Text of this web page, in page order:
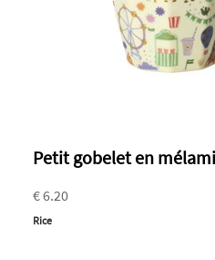
Petit gobelet en
€ 6.20
Rice